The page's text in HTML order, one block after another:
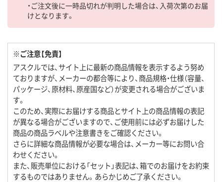
・ご注文後に一時品切れが判明した場合は、入荷次第のお届
けとなります。
※ご注意【免責】
アスクルでは、サイト上に最新の商品情報を表示するよう努め
ておりますが、メーカーの都合等により、商品規格・仕様（容量、
パッケージ、原材料、原産国など）が変更される場合がございま
す。
このため、実際にお届けする商品とサイト上の商品情報の表記
が異なる場合がございますので、ご使用前には必ずお届けした
商品の商品ラベルや注意書きをご確認ください。
さらに詳細な商品情報が必要な場合は、メーカー等にお問い合
わせください。
また、販売単位における「セット」表記は、箱でのお届けをお約束
するものではありません。あらかじめご了承ください。